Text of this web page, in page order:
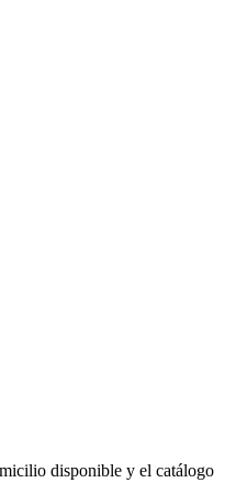
disponible y el catálogo